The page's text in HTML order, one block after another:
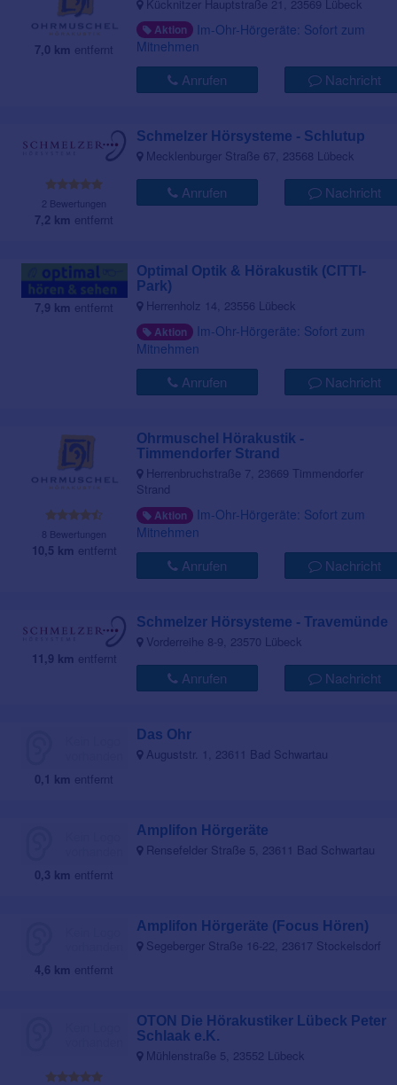
7,0 km entfernt
Kücknitzer Hauptstraße 21, 23569 Lübeck
Aktion Im-Ohr-Hörgeräte: Sofort zum
Mitnehmen
Anrufen Nachricht
2 Bewertungen
7,2 km entfernt
Schmelzer Hörsysteme - Schlutup
Mecklenburger Straße 67, 23568 Lübeck
Anrufen Nachricht
7,9 km entfernt
Optimal Optik & Hörakustik (CITTI-
Park)
Herrenholz 14, 23556 Lübeck
Aktion Im-Ohr-Hörgeräte: Sofort zum
Mitnehmen
Anrufen Nachricht
8 Bewertungen
10,5 km entfernt
Ohrmuschel Hörakustik -
Timmendorfer Strand
Herrenbruchstraße 7, 23669 Timmendorfer
Strand
Aktion Im-Ohr-Hörgeräte: Sofort zum
Mitnehmen
Anrufen Nachricht
11,9 km entfernt
Schmelzer Hörsysteme - Travemünde
Vorderreihe 8-9, 23570 Lübeck
Anrufen Nachricht
0,1 km entfernt
Das Ohr
Auguststr. 1, 23611 Bad Schwartau
0,3 km entfernt
Amplifon Hörgeräte
Rensefelder Straße 5, 23611 Bad Schwartau
4,6 km entfernt
Amplifon Hörgeräte (Focus Hören)
Segeberger Straße 16-22, 23617 Stockelsdorf
OTON Die Hörakustiker Lübeck Peter
Schlaak e.K.
Mühlenstraße 5, 23552 Lübeck